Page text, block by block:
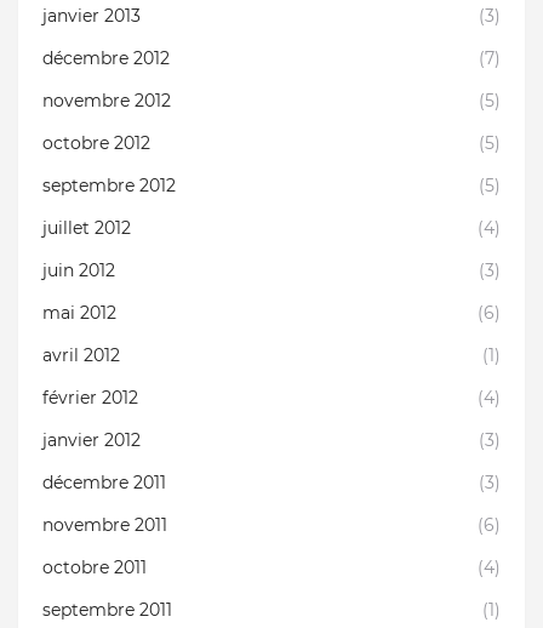
janvier 2013
(3)
décembre 2012
(7)
novembre 2012
(5)
octobre 2012
(5)
septembre 2012
(5)
juillet 2012
(4)
juin 2012
(3)
mai 2012
(6)
avril 2012
(1)
février 2012
(4)
janvier 2012
(3)
décembre 2011
(3)
novembre 2011
(6)
octobre 2011
(4)
septembre 2011
(1)